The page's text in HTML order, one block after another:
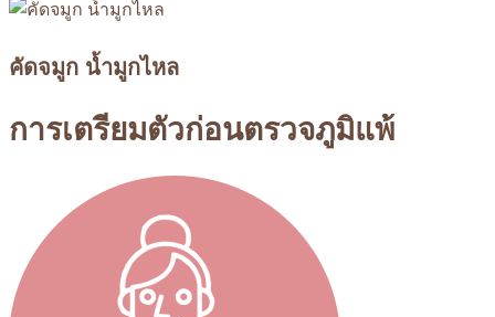
คัดจมูก น้ำมูกไหล
การเตรียมตัวก่อนตรวจภูมิแพ้